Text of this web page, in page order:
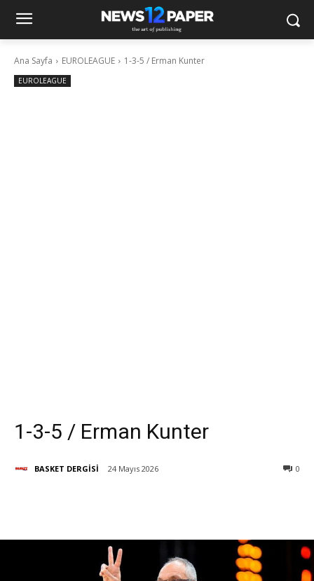
Ana Sayfa EUROLEAGUE 1-3-5 / Erman Kunter
EUROLEAGUE
1-3-5 / Erman Kunter
BASKET DERGİSİ 24 Mayıs 2026 0